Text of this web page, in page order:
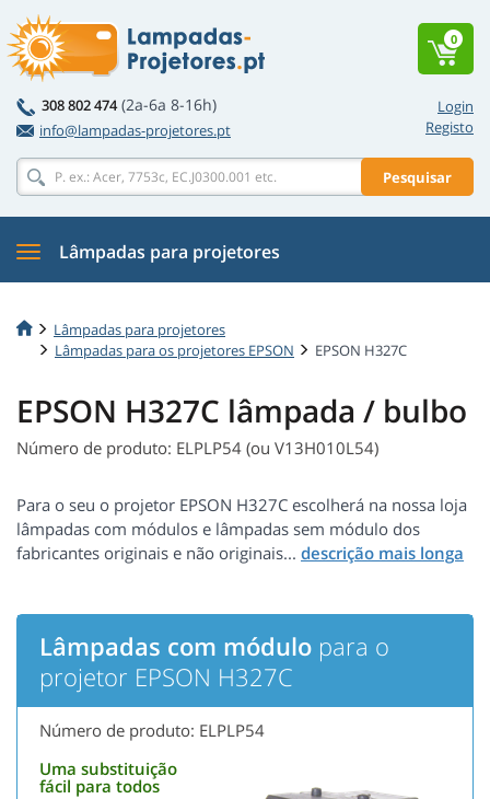
Login
Registo
308 802 474 (2a-6a 8-16h)
info@lampadas-projetores.pt
Pesquisar
0
Lâmpadas para projetores
Lâmpadas para projetores
Lâmpadas para os projetores EPSON
EPSON H327C
EPSON H327C lâmpada / bulbo
Número de produto: ELPLP54 (ou V13H010L54)
Para o seu o projetor EPSON H327C escolherá na nossa loja
lâmpadas com módulos e lâmpadas sem módulo dos
fabricantes originais e não originais...
Lâmpadas com módulo para o
projetor EPSON H327C
Número de produto: ELPLP54
Uma substituição
fácil para todos